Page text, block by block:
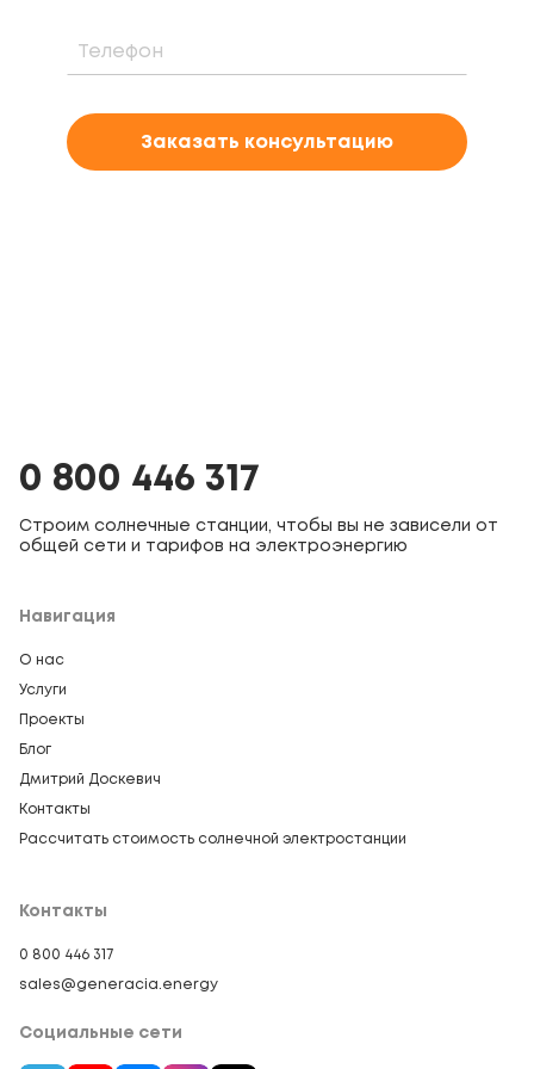
Заказать консультацию
0 800 446 317
Строим солнечные станции, чтобы вы не зависели от
общей сети и тарифов на электроэнергию
Навигация
О нас
Услуги
Проекты
Блог
Дмитрий Доскевич
Контакты
Рассчитать стоимость солнечной электростанции
Контакты
0 800 446 317
sales@generacia.energy
Социальные сети